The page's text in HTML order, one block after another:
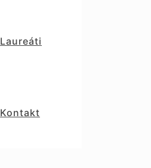
Laureáti
Kontakt